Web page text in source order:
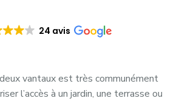
24 avis
vantaux est très communément
l’accès à un jardin, une terrasse ou